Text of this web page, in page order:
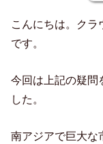
こんにちは。ク
です。
今回は上記の疑問
した。
南アジアで巨大な